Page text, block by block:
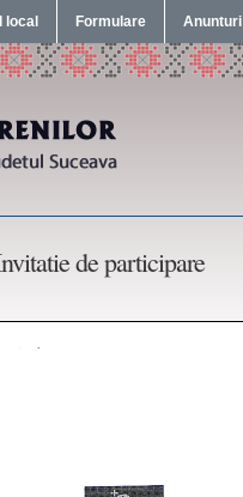
local Formulare Anunturi
de participare